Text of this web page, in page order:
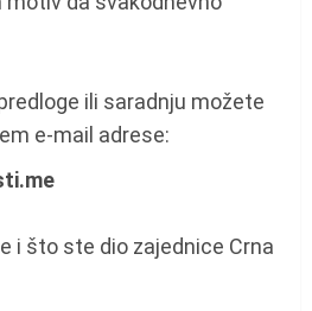
ili saradnju možete
e-mail adrese:
i što ste dio zajednice Crna